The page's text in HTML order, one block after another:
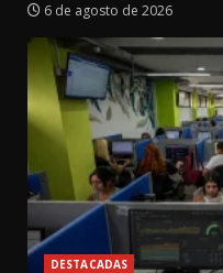
6 de agosto de 2026
DESTACADAS